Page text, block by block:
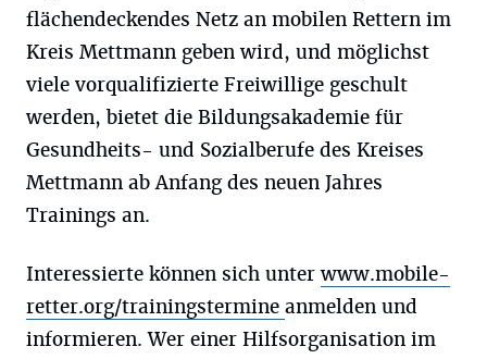
flächendeckendes Netz an mobilen Rettern im
Kreis Mettmann geben wird, und möglichst
viele vorqualifizierte Freiwillige geschult
werden, bietet die Bildungsakademie für
Gesundheits- und Sozialberufe des Kreises
Mettmann ab Anfang des neuen Jahres
Trainings an.
Interessierte können sich unterwww.mobile-
retter.org/trainingstermine anmelden und
informieren. Wer einer Hilfsorganisation im